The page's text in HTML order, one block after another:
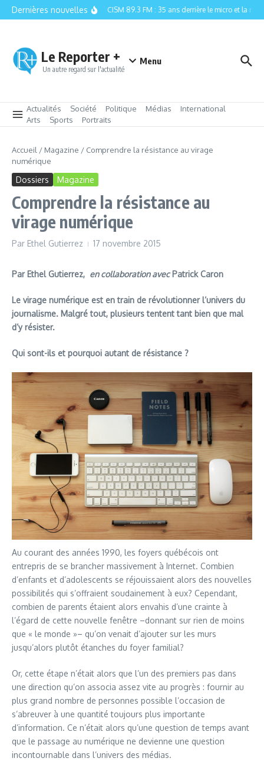
Aller au contenu
Dernières nouvelles CISM 89.3 FM : 35 ans derrière le micro et la relève
Le Reporter +
Un autre regard sur l'actualité
Menu
Actualités Société Politique Médias
International
Arts
Sports Portraits
Accueil / Magazine / Comprendre la résistance au virage
numérique
Dossiers Magazine
Comprendre la résistance au
virage numérique
Par Ethel Gutierrez 17 novembre 2015
Par Ethel Gutierrez, en collaboration avecPatrick Caron
Le virage numérique est en train de révolutionner l’univers du
journalisme. Malgré tout, plusieurs tentent tant bien que mal
d’y résister.
Qui sont-ils et pourquoi autant de résistance ?
Au courant des années 1990, les foyers québécois ont
entrepris de se brancher massivement à Internet. Combien
d’enfants et d’adolescents se réjouissaient alors des nouvelles
possibilités qui s’offraient soudainement à eux? Cependant,
combien de parents étaient alors envahis d’une crainte à
l’égard de cette nouvelle fenêtre –donnant sur rien de moins
que « le monde »– qu’on venait d’ajouter sur les murs
jusqu’alors plutôt étanches du foyer familial?
Or, cette étape n’était alors que l’un des premiers pas dans
une direction qu’on associa assez vite au progrès : fournir au
plus grand nombre de personnes possible l’occasion de
s’abreuver à une quantité toujours plus importante
d’information. Ce n’était alors qu’une question de temps avant
que le passage au numérique ne devienne une question
incontournable dans l’univers des médias.